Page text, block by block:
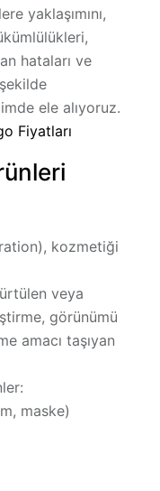
yaklaşımını,
,
hataları ve
ele alıyoruz.
Fiyatları
kozmetiği
veya
görünümü
amacı taşıyan
maske)